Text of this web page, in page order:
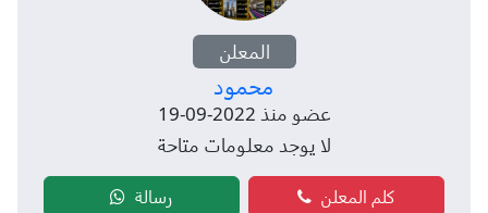
المعلن
محمود
عضو منذ 2022-09-19
لا يوجد معلومات متاحة
كلم المعلن رسالة